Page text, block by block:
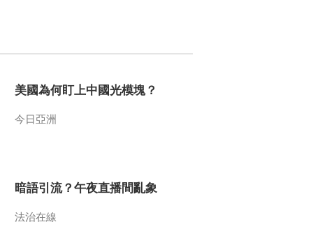
美國為何盯上中國光模塊？
今日亞洲
暗語引流？午夜直播間亂象
法治在線